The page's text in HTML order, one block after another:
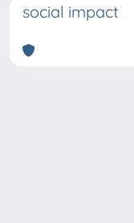
social impact